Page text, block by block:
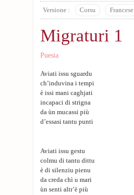
Versione : Corsu Francese
Migraturi 1
Puesia
Aviati issu sguardu
ch’induvina i tempi
è issi mani caghjati
incapaci di strigna
da ùn mucassi più
d’essasi tantu punti
Aviati issu gestu
colmu di tantu dittu
è di silenziu pienu
da creda chì u mari
ùn senti altr’è più